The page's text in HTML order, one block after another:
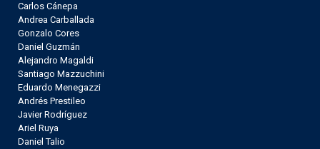
Carlos Cánepa
Andrea Carballada
Gonzalo Cores
Daniel Guzmán
Alejandro Magaldi
Santiago Mazzuchini
Eduardo Menegazzi
Andrés Prestileo
Javier Rodríguez
Ariel Ruya
Daniel Talio